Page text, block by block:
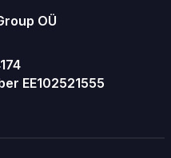
OÜ
EE102521555